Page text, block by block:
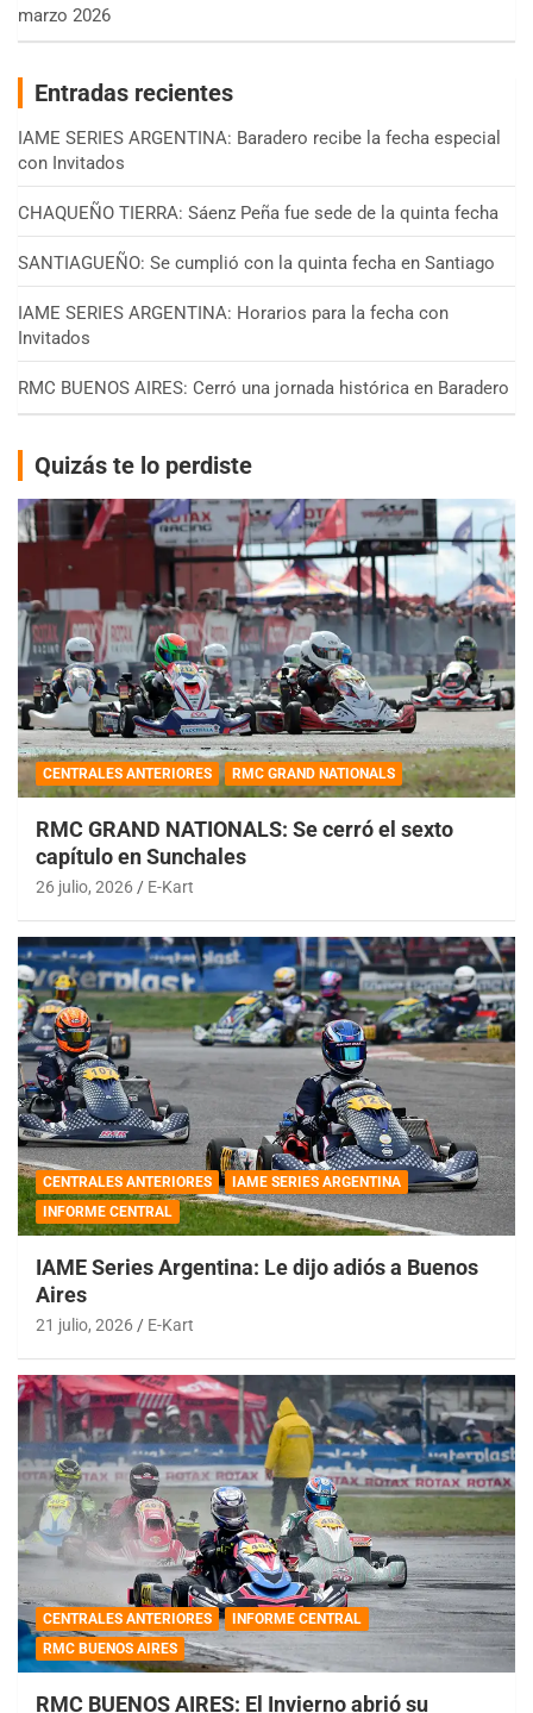
marzo 2026
Entradas recientes
IAME SERIES ARGENTINA: Baradero recibe la fecha especial
con Invitados
CHAQUEÑO TIERRA: Sáenz Peña fue sede de la quinta fecha
SANTIAGUEÑO: Se cumplió con la quinta fecha en Santiago
IAME SERIES ARGENTINA: Horarios para la fecha con
Invitados
RMC BUENOS AIRES: Cerró una jornada histórica en Baradero
Quizás te lo perdiste
CENTRALES ANTERIORES RMC GRAND NATIONALS
RMC GRAND NATIONALS: Se cerró el sexto
capítulo en Sunchales
26 julio, 2026 E-Kart
CENTRALES ANTERIORES
IAME SERIES ARGENTINA
INFORME CENTRAL
IAME Series Argentina: Le dijo adiós a Buenos
Aires
21 julio, 2026 E-Kart
CENTRALES ANTERIORES
INFORME CENTRAL
RMC BUENOS AIRES
RMC BUENOS AIRES: El Invierno abrió su